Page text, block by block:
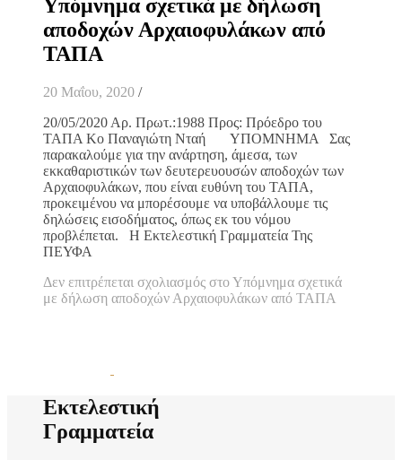
Υπόμνημα σχετικά με δήλωση
αποδοχών Αρχαιοφυλάκων από
ΤΑΠΑ
20 Μαΐου, 2020 /
20/05/2020 Αρ. Πρωτ.:1988 Προς: Πρόεδρο του
ΤΑΠΑ Κο Παναγιώτη Νταή ΥΠΟΜΝΗΜΑ Σας
παρακαλούμε για την ανάρτηση, άμεσα, των
εκκαθαριστικών των δευτερευουσών αποδοχών των
Αρχαιοφυλάκων, που είναι ευθύνη του ΤΑΠΑ,
προκειμένου να μπορέσουμε να υποβάλλουμε τις
δηλώσεις εισοδήματος, όπως εκ του νόμου
προβλέπεται. Η Εκτελεστική Γραμματεία Της
ΠΕΥΦΑ
Δεν επιτρέπεται σχολιασμός στο Υπόμνημα σχετικά
με δήλωση αποδοχών Αρχαιοφυλάκων από ΤΑΠΑ
Εκτελεστική
Γραμματεία